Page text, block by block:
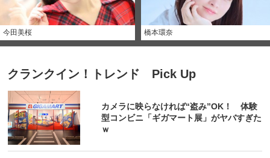
今田美桜 橋本環奈
クランクイン！トレンド Pick Up
カメラに映らなければ“盗み”OK！ 体験
型コンビニ「ギガマート展」がヤバすぎた
ｗ